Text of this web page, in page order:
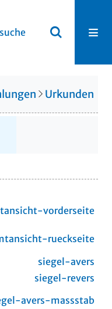
Urkunden
vorderseite
rueckseite
siegel-avers
siegel-revers
avers-massstab